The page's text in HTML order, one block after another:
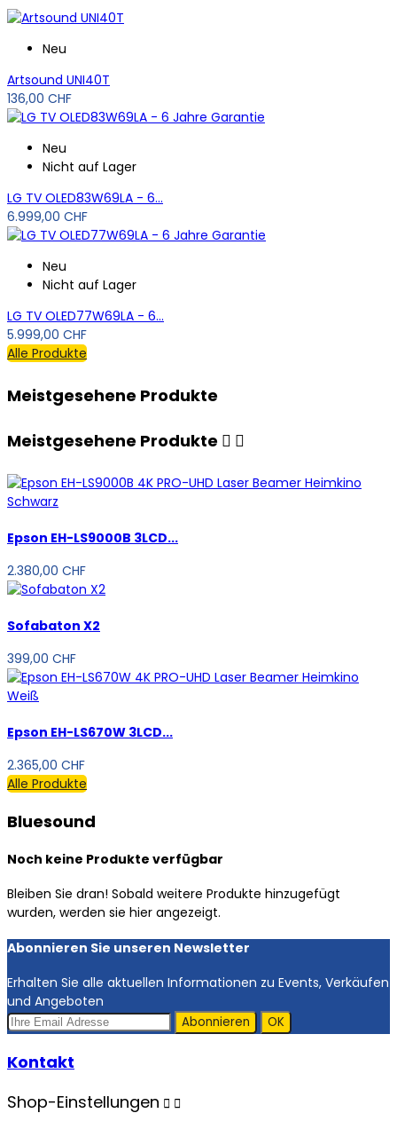
Neu
Artsound UNI40T
136,00 CHF
Neu
Nicht auf Lager
LG TV OLED83W69LA - 6...
6.999,00 CHF
Neu
Nicht auf Lager
LG TV OLED77W69LA - 6...
5.999,00 CHF
Alle Produkte
Meistgesehene Produkte
Meistgesehene Produkte  
Epson EH-LS9000B 3LCD...
2.380,00 CHF
Sofabaton X2
399,00 CHF
Epson EH-LS670W 3LCD...
2.365,00 CHF
Alle Produkte
Bluesound
Noch keine Produkte verfügbar
Bleiben Sie dran! Sobald weitere Produkte hinzugefügt
wurden, werden sie hier angezeigt.
Abonnieren Sie unseren Newsletter
Erhalten Sie alle aktuellen Informationen zu Events, Verkäufen
und Angeboten
Kontakt
Shop-Einstellungen  